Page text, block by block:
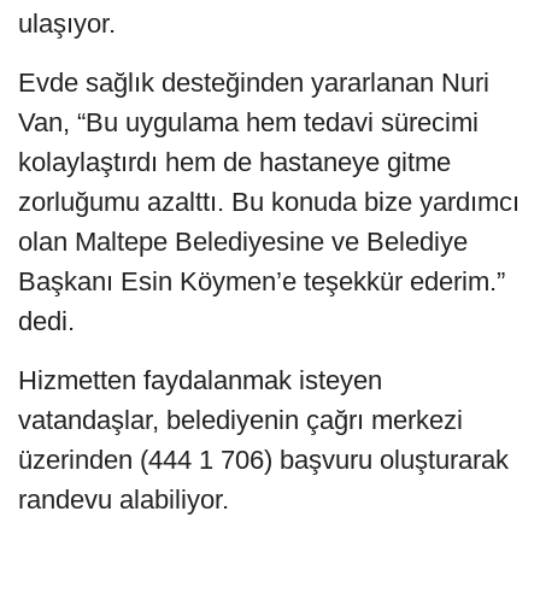
ulaşıyor.
Evde sağlık desteğinden yararlanan Nuri
Van, “Bu uygulama hem tedavi sürecimi
kolaylaştırdı hem de hastaneye gitme
zorluğumu azalttı. Bu konuda bize yardımcı
olan Maltepe Belediyesine ve Belediye
Başkanı Esin Köymen’e teşekkür ederim.”
dedi.
Hizmetten faydalanmak isteyen
vatandaşlar, belediyenin çağrı merkezi
üzerinden (444 1 706) başvuru oluşturarak
randevu alabiliyor.